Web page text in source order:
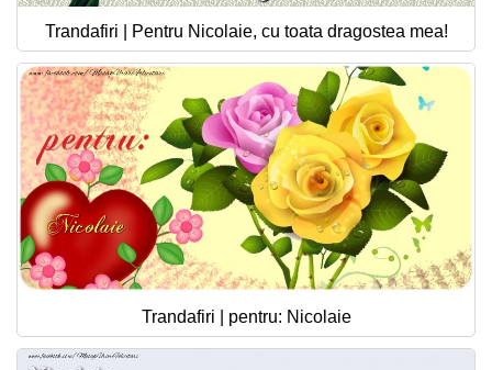
Trandafiri | Pentru Nicolaie, cu toata dragostea mea!
Trandafiri | pentru: Nicolaie